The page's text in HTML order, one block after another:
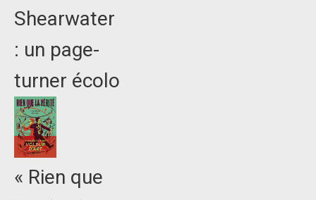
Shearwater
: un page-
turner écolo
« Rien que